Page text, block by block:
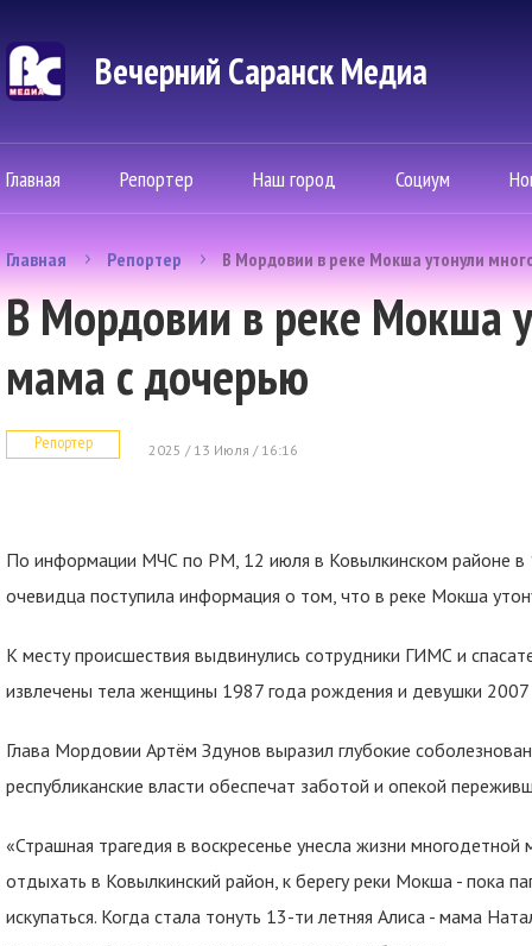
Вечерний Саранск Mедиа
Главная Репортер Наш город Социум
Главная Репортер В Мордовии в реке Мокша утонули
В Мордовии в реке Мокша
мама с дочерью
Репортер 2025 / 13 Июля / 16:16
По информации МЧС по РМ, 12 июля в Ковылкинском районе в
очевидца поступила информация о том, что в реке Мокша
К месту происшествия выдвинулись сотрудники ГИМС и
извлечены тела женщины 1987 года рождения и девушки
Глава Мордовии Артём Здунов выразил глубокие
республиканские власти обеспечат заботой и опекой
«Страшная трагедия в воскресенье унесла жизни
отдыхать в Ковылкинский район, к берегу реки Мокша - пока
искупаться. Когда стала тонуть 13-ти летняя Алиса - мама